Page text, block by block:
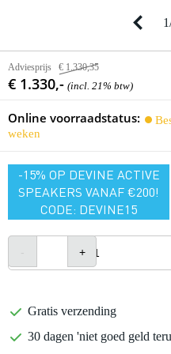
1
Adviesprijs € 1.330,35
€ 1.330,- (incl. 21% btw)
Online voorraadstatus:
weken
-15% OP DEVINE ACTIVE
SPEAKERS VANAF €200!
CODE: DEVINE15
Gratis verzending
30 dagen 'niet goed geld